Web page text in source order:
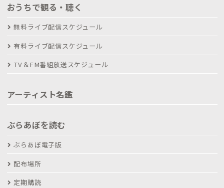
おうちで観る・聴く
無料ライブ配信スケジュール
有料ライブ配信スケジュール
TV＆FM番組放送スケジュール
アーティスト名鑑
ぶらあぼを読む
ぶらあぼ電子版
配布場所
定期購読